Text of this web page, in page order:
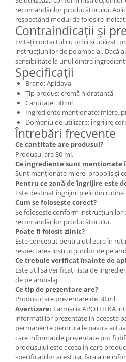
recomandărilor producătorului.
respectând modul de folosire
Contraindicații și
Evitați contactul cu ochii și utilizați
instrucțiunilor de pe ambalaj. Dacă
sensibilitate la unul dintre
Specificații
Brand: Apidava
Tip produs: cremă hidratantă
Cantitate: 30 ml
Ingrediente menționate: miere,
Domeniu de utilizare: îngrijire
Întrebări frecvente
Ce cantitate are produsul?
Produsul are 30 ml.
Ce ingrediente sunt menționate
Sunt menționate miere, propolis și
Pentru ce zonă de îngrijire este
Este destinat îngrijirii pielii din rutina
Cum se folosește corect?
Se folosește conform instrucțiunilor
recomandărilor producătorului.
Poate fi folosit zilnic?
Este conceput pentru utilizare în
respectarea instrucțiunilor de pe
Ce trebuie verificat înainte de
Este util să verificați lista de
de pe ambalaj.
Ce tip de prezentare are?
Produsul are prezentare de 30 ml.
Avertizare: Farmacia APOTHEKA
informatiilor prezentate in aceasta
permanente pentru a le pastra
care informatiile prezentate pot fi
produsului este aceea in care
specificatiilor acestuia, fara a ne